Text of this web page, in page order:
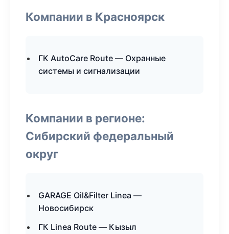
Компании в Красноярск
ГК AutoCare Route — Охранные
системы и сигнализации
Компании в регионе:
Сибирский федеральный
округ
GARAGE Oil&Filter Linea —
Новосибирск
ГК Linea Route — Кызыл